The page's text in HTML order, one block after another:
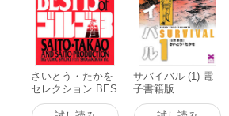
さいとう・たかを
セレクション BES
T13 of ゴルゴ13 電
サバイバル (1) 電
子書籍版